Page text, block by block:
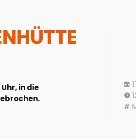
in die